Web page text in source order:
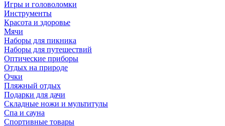
Игры и головоломки
Инструменты
Красота и здоровье
Мячи
Наборы для пикника
Наборы для путешествий
Оптические приборы
Отдых на природе
Очки
Пляжный отдых
Подарки для дачи
Складные ножи и мультитулы
Спа и сауна
Спортивные товары